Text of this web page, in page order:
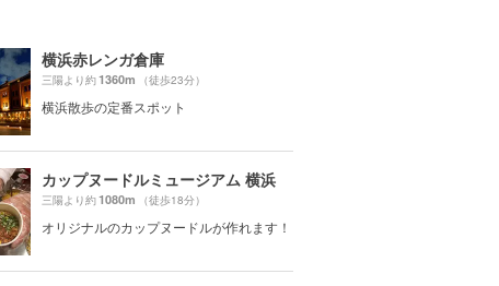
横浜赤レンガ倉庫
三陽より約1360m （徒歩23分）
横浜散歩の定番スポット
カップヌードルミュージアム 横浜
三陽より約1080m （徒歩18分）
オリジナルのカップヌードルが作れます！